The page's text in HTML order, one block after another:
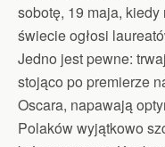
sobotę, 19 maja,
świecie ogłosi
Jedno jest pewne:
stojąco po premierze
Oscara, napawają
Polaków wyjątkowo